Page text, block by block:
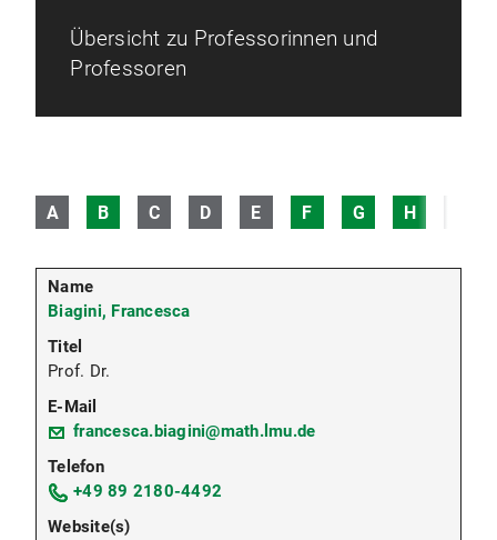
Übersicht zu Professorinnen und
Professoren
A B C D E F G H
Biagini, Francesca
Prof. Dr.
francesca.biagini@math.lmu.de
+49 89 2180-4492